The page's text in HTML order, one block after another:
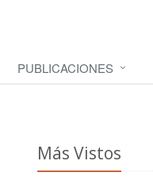
PUBLICACIONES
Más Vistos